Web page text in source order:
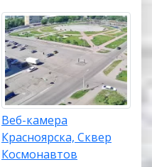
Веб-камера
Красноярска, Сквер
Космонавтов